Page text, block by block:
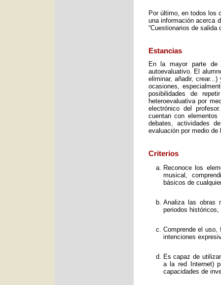
Por último, en todos los
una información acerca
“Cuestionarios de salida
Estancias
En la mayor parte de
autoevaluativo. El
eliminar, añadir,
ocasiones,
posibilidades de
heteroevaluativa por
electrónico del
cuentan con
debates, actividades
evaluación por medio
Criterios
Reconoce los
musical,
básicos de
Analiza las obras
periodos
Comprende el
intenciones
Es capaz de
a la red Internet)
capacidades de